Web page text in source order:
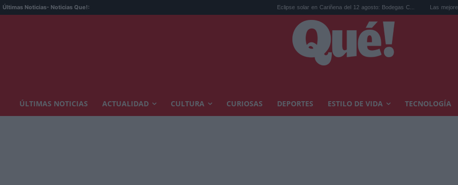
Últimas Noticias- Noticias Que!: Eclipse solar en Cariñena del 12 agosto: Bodegas C... Las mejores hipotecas
ÚLTIMAS NOTICIAS ACTUALIDAD CULTURA CURIOSAS DEPORTES ESTILO DE VIDA TECNOLOGÍA